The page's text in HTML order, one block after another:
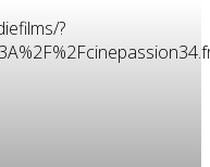
?